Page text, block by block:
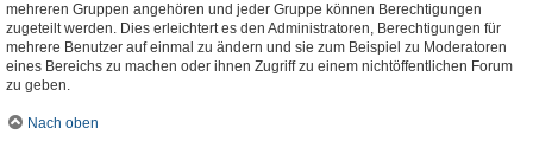
mehreren Gruppen angehören und jeder Gruppe können Berechtigungen
zugeteilt werden. Dies erleichtert es den Administratoren, Berechtigungen für
mehrere Benutzer auf einmal zu ändern und sie zum Beispiel zu Moderatoren
eines Bereichs zu machen oder ihnen Zugriff zu einem nichtöffentlichen Forum
zu geben.
Nach oben